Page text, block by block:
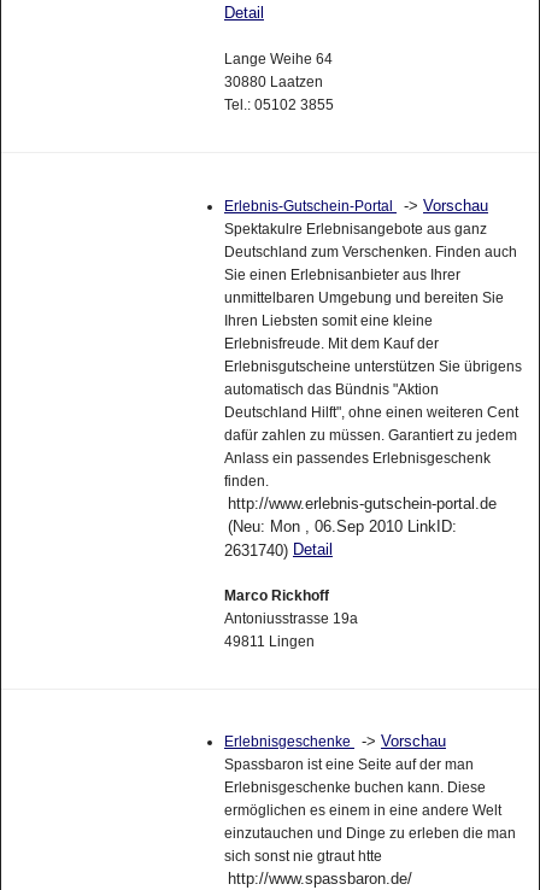
Detail
Lange Weihe 64
30880 Laatzen
Tel.: 05102 3855
Erlebnis-Gutschein-Portal -> Vorschau
Spektakulre Erlebnisangebote aus ganz
Deutschland zum Verschenken. Finden auch
Sie einen Erlebnisanbieter aus Ihrer
unmittelbaren Umgebung und bereiten Sie
Ihren Liebsten somit eine kleine
Erlebnisfreude. Mit dem Kauf der
Erlebnisgutscheine unterstützen Sie übrigens
automatisch das Bündnis "Aktion
Deutschland Hilft", ohne einen weiteren Cent
dafür zahlen zu müssen. Garantiert zu jedem
Anlass ein passendes Erlebnisgeschenk
finden.
http://www.erlebnis-gutschein-portal.de
(Neu: Mon , 06.Sep 2010 LinkID:
2631740) Detail
Marco Rickhoff
Antoniusstrasse 19a
49811 Lingen
Erlebnisgeschenke -> Vorschau
Spassbaron ist eine Seite auf der man
Erlebnisgeschenke buchen kann. Diese
ermöglichen es einem in eine andere Welt
einzutauchen und Dinge zu erleben die man
sich sonst nie gtraut htte
http://www.spassbaron.de/